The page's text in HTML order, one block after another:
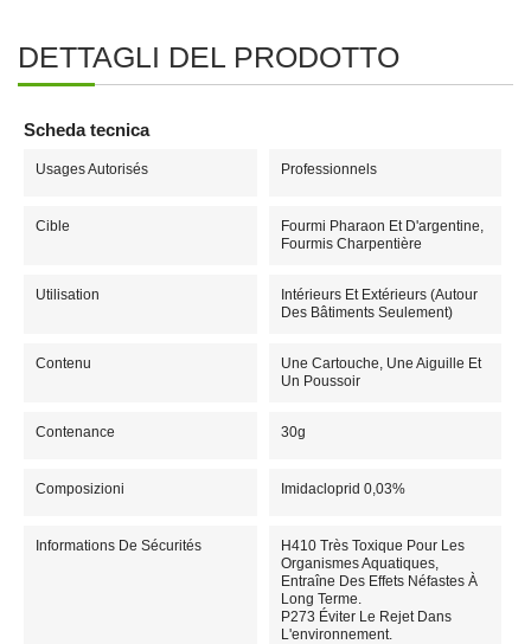
DETTAGLI DEL PRODOTTO
Scheda tecnica
Usages Autorisés Professionnels
Cible
Fourmi Pharaon Et D'argentine,
Fourmis Charpentière
Utilisation
Intérieurs Et Extérieurs (Autour
Des Bâtiments Seulement)
Contenu
Une Cartouche, Une Aiguille Et
Un Poussoir
Contenance 30g
Composizioni Imidacloprid 0,03%
Informations De Sécurités
H410 Très Toxique Pour Les
Organismes Aquatiques,
Entraîne Des Effets Néfastes À
Long Terme.
P273 Éviter Le Rejet Dans
L'environnement.